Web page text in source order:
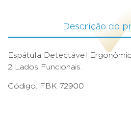
Descrição do
Espátula Detectável
2 Lados Funcionais.
Código: FBK 72900